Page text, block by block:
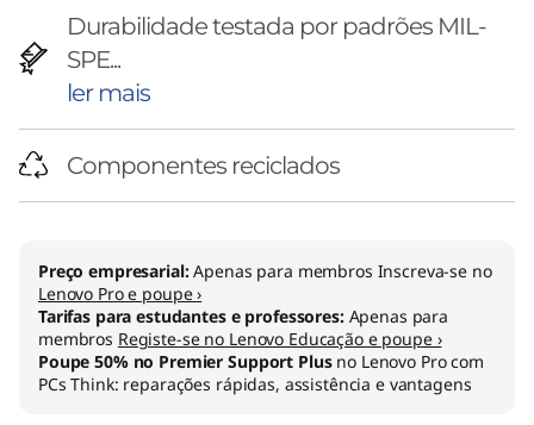
Durabilidade testada por padrões MIL-
SPE...
ler mais
Componentes reciclados
Preço empresarial:Apenas para membros Inscreva-se no
Lenovo Pro e poupe ›
Tarifas para estudantes e professores: Apenas para
membros Registe-se no Lenovo Educação e poupe ›
Poupe 50% no Premier Support Plusno Lenovo Pro com
PCs Think: reparações rápidas, assistência e vantagens